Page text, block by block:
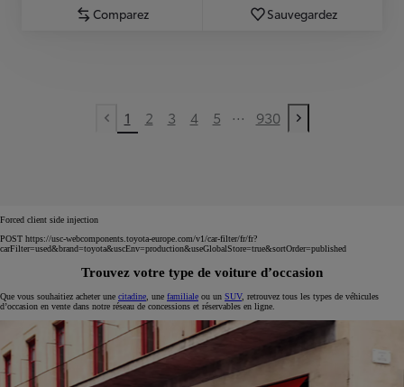
Comparez Sauvegardez
Previous page
1 2 3 4 5 ... 930
Next page
Forced client side injection
POST https://usc-webcomponents.toyota-europe.com/v1/car-filter/fr/fr?
carFilter=used&brand=toyota&uscEnv=production&useGlobalStore=true&sortOrder=published
Trouvez votre type de voiture d’occasion
Que vous souhaitiez acheter une citadine , une familiale ou un SUV, retrouvez tous les types de véhicules
d’occasion en vente dans notre réseau de concessions et réservables en ligne.